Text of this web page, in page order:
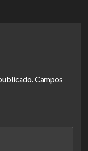
Campos